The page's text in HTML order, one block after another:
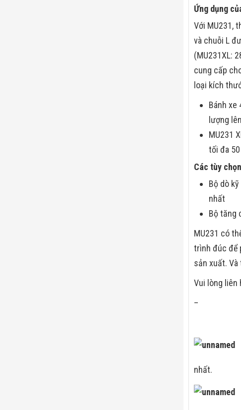
Ứng dụng
Với MU231,
và chuỗi L
(MU231XL:
cung cấp
loại kích
Bánh xe
lượng
MU231
tối đa
Các tùy
Bộ dò
nhất
Bộ tăng
MU231 có
trình đúc để
sản xuất.
Vui lòng liên
–
nhất.